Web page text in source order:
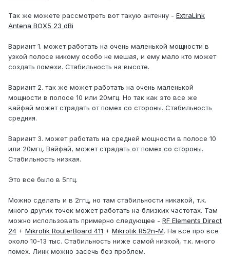
Так же можете рассмотреть вот такую антенну - ExtraLink
Antena BOX5 23 dBi
Вариант 1. может работать на очень маленькой мощности в
узкой полосе никому особо не мешая, и ему мало кто может
создать помехи. Стабильность на высоте.
Вариант 2. так же может работать на очень маленькой
мощности в полосе 10 или 20мгц. Но так как это все же
вайфай может страдать от помех со стороны. Стабильность
средняя.
Вариант 3. может работать на средней мощности в полосе 10
или 20мгц. Вайфай, может страдать от помех со стороны.
Стабильность низкая.
Это все было в 5ггц.
Можно сделать и в 2ггц, но там стабильности никакой, т.к.
много других точек может работать на близких частотах. Там
можно использовать примерно следующее - RF Elements Direct
24 + Mikrotik RouterBoard 411 + Mikrotik R52n-M. На все про все
около 10-13 тыс. Стабильность ниже самой низкой, т.к. много
помех. Линк можно засечь без проблем.